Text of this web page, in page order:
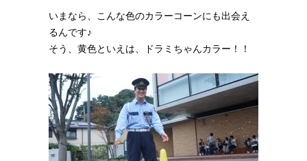
いまなら、こんな色のカラーコーンにも出会え
るんです♪
そう、黄色といえは、ドラミちゃんカラー！！